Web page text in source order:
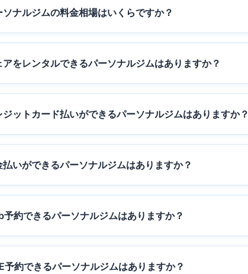
ナルジムの料金相場はいくらですか？
をレンタルできるパーソナルジムはありますか？
ットカード払いができるパーソナルジムはありますか？
いができるパーソナルジムはありますか？
約できるパーソナルジムはありますか？
予約できるパーソナルジムはありますか？